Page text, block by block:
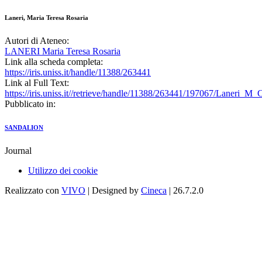
Laneri, Maria Teresa Rosaria
Autori di Ateneo:
LANERI Maria Teresa Rosaria
Link alla scheda completa:
https://iris.uniss.it/handle/11388/263441
Link al Full Text:
https://iris.uniss.it//retrieve/handle/11388/263441/197067/
Pubblicato in:
SANDALION
Journal
Utilizzo dei cookie
Realizzato con VIVO | Designed by Cineca | 26.7.2.0